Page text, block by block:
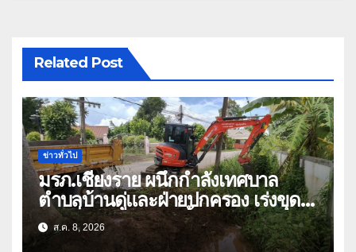
Related Post
ข่าวทั่วไป
มรภ.เชียงราย ผนึกกำลังเทศบาล
ตำบลบ้านดู่และฝ่ายปกครอง เร่งขุด
ลอกสิ่งกีดขวางทางน้ำ ป้องกันและลด
ปัญหาน้ำท่วม
ส.ค. 8, 2026